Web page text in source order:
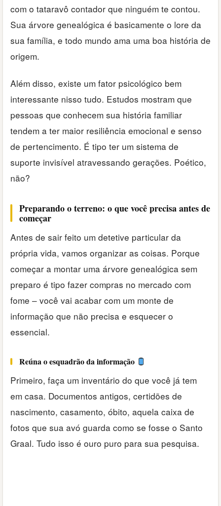
com o tataravô contador que ninguém te contou.
Sua árvore genealógica é basicamente o lore da
sua família, e todo mundo ama uma boa história de
origem.
Além disso, existe um fator psicológico bem
interessante nisso tudo. Estudos mostram que
pessoas que conhecem sua história familiar
tendem a ter maior resiliência emocional e senso
de pertencimento. É tipo ter um sistema de
suporte invisível atravessando gerações. Poético,
não?
Preparando o terreno: o que você precisa antes de
começar
Antes de sair feito um detetive particular da
própria vida, vamos organizar as coisas. Porque
começar a montar uma árvore genealógica sem
preparo é tipo fazer compras no mercado com
fome – você vai acabar com um monte de
informação que não precisa e esquecer o
essencial.
Reúna o esquadrão da informação
Primeiro, faça um inventário do que você já tem
em casa. Documentos antigos, certidões de
nascimento, casamento, óbito, aquela caixa de
fotos que sua avó guarda como se fosse o Santo
Graal. Tudo isso é ouro puro para sua pesquisa.